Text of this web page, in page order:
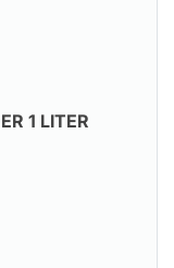
1 LITER